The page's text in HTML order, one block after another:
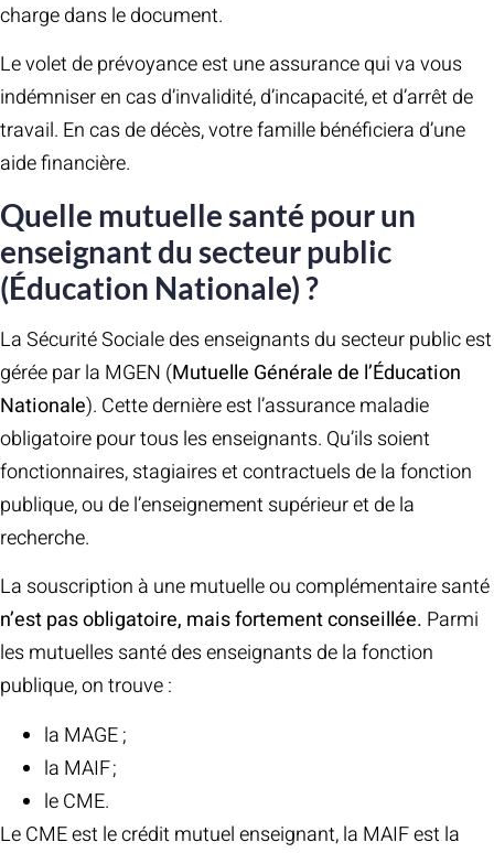
charge dans le document.
Le volet de prévoyance est une assurance qui va vous
indémniser en cas d’invalidité, d’incapacité, et d’arrêt de
travail. En cas de décès, votre famille bénéficiera d’une
aide financière.
Quelle mutuelle santé pour un
enseignant du secteur public
(Éducation Nationale) ?
La Sécurité Sociale des enseignants du secteur public est
gérée par la MGEN (Mutuelle Générale de l’Éducation
Nationale). Cette dernière est l’assurance maladie
obligatoire pour tous les enseignants. Qu’ils soient
fonctionnaires, stagiaires et contractuels de la fonction
publique, ou de l’enseignement supérieur et de la
recherche.
La souscription à une mutuelle ou complémentaire santé
n’est pas obligatoire, mais fortement conseillée. Parmi
les mutuelles santé des enseignants de la fonction
publique, on trouve :
la MAGE ;
la MAIF ;
le CME.
Le CME est le crédit mutuel enseignant, la MAIF est la